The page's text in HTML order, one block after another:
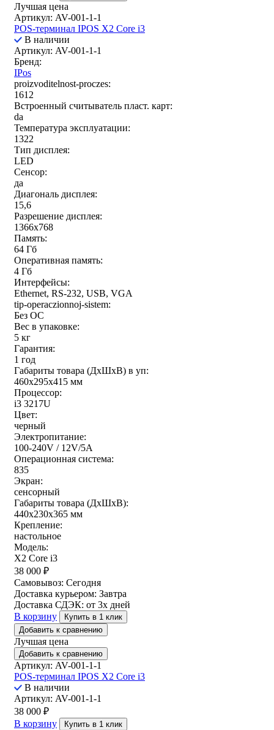
Лучшая цена
Артикул: AV-001-1-1
POS-терминал IPOS X2 Core i3
В наличии
Артикул: AV-001-1-1
Бренд:
IPos
proizvoditelnost-proczes:
1612
Встроенный считыватель пласт. карт:
da
Температура эксплуатации:
1322
Тип дисплея:
LED
Сенсор:
да
Диагональ дисплея:
15,6
Разрешение дисплея:
1366x768
Память:
64 Гб
Оперативная память:
4 Гб
Интерфейсы:
Ethernet, RS-232, USB, VGA
tip-operaczionnoj-sistem:
Без ОС
Вес в упаковке:
5 кг
Гарантия:
1 год
Габариты товара (ДxШxВ) в уп:
460x295x415 мм
Процессор:
i3 3217U
Цвет:
черный
Электропитание:
100-240V / 12V/5A
Операционная система:
835
Экран:
сенсорный
Габариты товара (ДxШxВ):
440x230x365 мм
Крепление:
настольное
Модель:
X2 Core i3
38 000 ₽
Самовывоз: Сегодня
Доставка курьером: Завтра
Доставка СДЭК: от 3х дней
В корзину
Купить в 1 клик
Добавить к сравнению
Лучшая цена
Добавить к сравнению
Артикул: AV-001-1-1
POS-терминал IPOS X2 Core i3
В наличии
Артикул: AV-001-1-1
38 000 ₽
В корзину
Купить в 1 клик